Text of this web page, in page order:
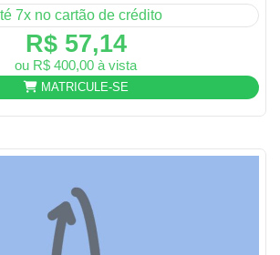
7x no cartão de crédito
R$ 57,14
ou R$ 400,00 à vista
MATRICULE-SE